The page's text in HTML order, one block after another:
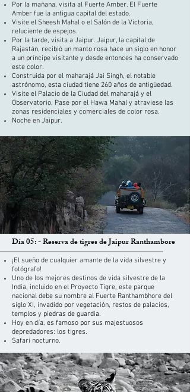
Por la mañana, visita al Fuerte Amber. El Fuerte
Amber fue la antigua capital del estado.
Visite el Sheesh Mahal o el Salón de la Victoria,
reluciente de espejos.
Por la tarde, visita a Jaipur. Jaipur, la capital de
Rajastán, recibió un manto rosa hace un siglo en honor
a un príncipe visitante y desde entonces ha conservado
este color.
Construida por el maharajá Jai Singh, el notable
astrónomo, esta ciudad tiene 260 años de antigüedad.
Visite el Palacio de la Ciudad del maharajá y el
Observatorio. Pase por el Hawa Mahal y atraviese las
zonas residenciales y comerciales de color rosa.
Noche en Jaipur.
Día 05: - Reserva de tigres de Jaipur Ranthambore
¡El sueño de cualquier amante de la vida silvestre y
fotógrafo!
Uno de los mejores destinos de vida silvestre de la
India, incluido en el Proyecto Tigre, este parque
nacional debe su nombre al Fuerte Ranthambhore del
siglo XI, invadido por vegetación, restos de palacios,
templos y piedras de guardia.
Hoy en día, es famoso por sus majestuosos
depredadores: los tigres.
Safari nocturno.